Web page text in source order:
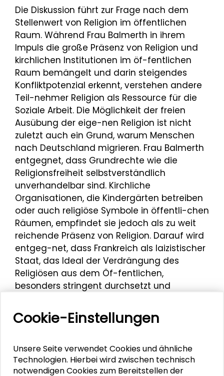
Die Diskussion führt zur Frage nach dem
Stellenwert von Religion im öffentlichen
Raum. Während Frau Balmerth in ihrem
Impuls die große Präsenz von Religion und
kirchlichen Institutionen im öf-fentlichen
Raum bemängelt und darin steigendes
Konfliktpotenzial erkennt, verstehen andere
Teil-nehmer Religion als Ressource für die
Soziale Arbeit. Die Möglichkeit der freien
Ausübung der eige-nen Religion ist nicht
zuletzt auch ein Grund, warum Menschen
nach Deutschland migrieren. Frau Balmerth
entgegnet, dass Grundrechte wie die
Religionsfreiheit selbstverständlich
unverhandelbar sind. Kirchliche
Organisationen, die Kindergärten betreiben
oder auch religiöse Symbole in öffentli-chen
Räumen, empfindet sie jedoch als zu weit
reichende Präsenz von Religion. Darauf wird
entgeg-net, dass Frankreich als laizistischer
Staat, das Ideal der Verdrängung des
Religiösen aus dem Öf-fentlichen,
besonders stringent durchsetzt und
Problemstellungen kon-frontiert ist wie
Deutschland. Ein möglicher öffentlicher
Religionen beschreibt eine Teilnehmerin mit
dem Konzept eines überkonfessionellen
Cookie-Einstellungen
Unsere Seite verwendet Cookies und ähnliche
Technologien. Hierbei wird zwischen technisch
notwendigen Cookies zum Bereitstellen der